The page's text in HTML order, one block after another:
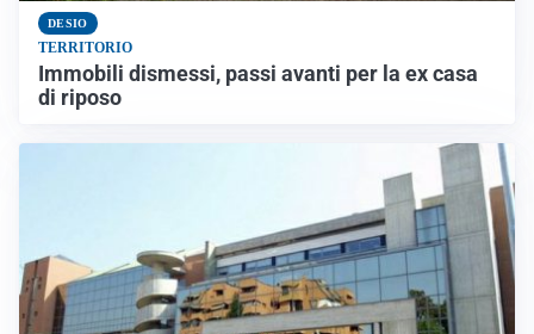
DESIO
TERRITORIO
Immobili dismessi, passi avanti per la ex casa
di riposo